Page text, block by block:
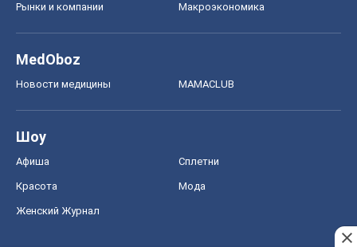
Рынки и компании Mакроэкономика
MedOboz
Новости медицины MAMACLUB
Шоу
Афиша Сплетни
Красота Мода
Женский Журнал